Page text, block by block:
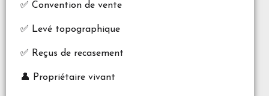
✅ Convention de vente
✅ Levé topographique
✅ Reçus de recasement
👤 Propriétaire vivant